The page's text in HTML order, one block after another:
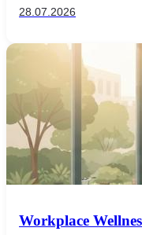
28.07.2026
Workplace